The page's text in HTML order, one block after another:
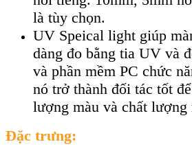
là tùy chọn.
UV Speical light giúp
dàng đo bằng tia UV và
và phần mềm PC chức
nó trở thành đối tác tốt
lượng màu và chất lượng
Đặc trưng: